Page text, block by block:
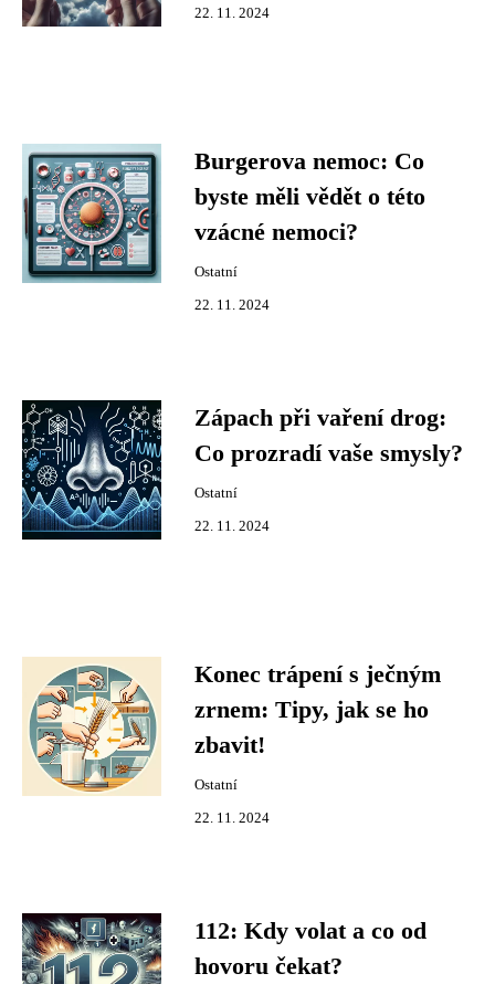
22. 11. 2024
Burgerova nemoc: Co
byste měli vědět o této
vzácné nemoci?
Ostatní
22. 11. 2024
Zápach při vaření drog:
Co prozradí vaše smysly?
Ostatní
22. 11. 2024
Konec trápení s ječným
zrnem: Tipy, jak se ho
zbavit!
Ostatní
22. 11. 2024
112: Kdy volat a co od
hovoru čekat?